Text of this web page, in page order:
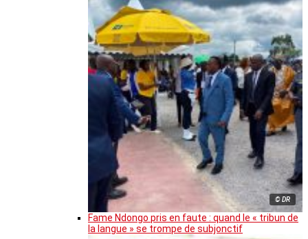
© DR
Fame Ndongo pris en faute : quand le « tribun de
la langue » se trompe de subjonctif